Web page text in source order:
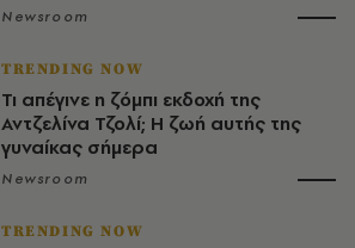
Newsroom
TRENDING NOW
Τι απέγινε η ζόμπι εκδοχή της
Αντζελίνα Τζολί; Η ζωή αυτής της
γυναίκας σήμερα
Newsroom
TRENDING NOW